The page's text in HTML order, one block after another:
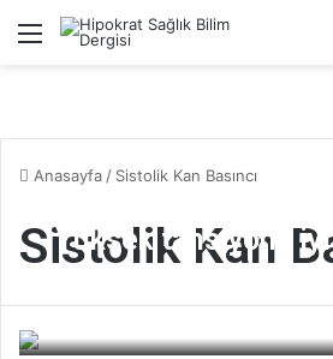
Menü
Anasayfa / Sistolik Kan Basıncı
Sistolik Kan
Yüksek tansiyona